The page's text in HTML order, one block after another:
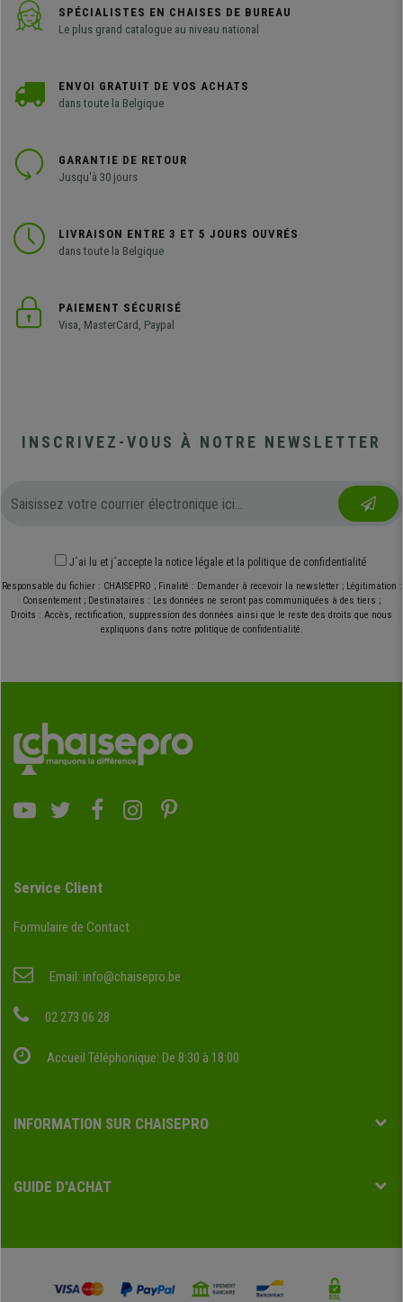
SPÉCIALISTES EN CHAISES DE BUREAU
Le plus grand catalogue au niveau national
ENVOI GRATUIT DE VOS ACHATS
dans toute la Belgique
GARANTIE DE RETOUR
Jusqu'à 30 jours
LIVRAISON ENTRE 3 ET 5 JOURS OUVRÉS
dans toute la Belgique
PAIEMENT SÉCURISÉ
Visa, MasterCard, Paypal
INSCRIVEZ-VOUS À NOTRE NEWSLETTER
J´ai lu et j´accepte la notice légale et la politique de confidentialité
Responsable du fichier : CHAISEPRO ; Finalité : Demander à recevoir la newsletter ; Légitimation :
Consentement ; Destinataires : Les données ne seront pas communiquées à des tiers ;
Droits : Accès, rectification, suppression des données ainsi que le reste des droits que nous
expliquons dans notre politique de confidentialité.
Service Client
Formulaire de Contact
Email: info@chaisepro.be
02 273 06 28
Accueil Téléphonique: De 8:30 à 18:00
INFORMATION SUR CHAISEPRO
GUIDE D'ACHAT